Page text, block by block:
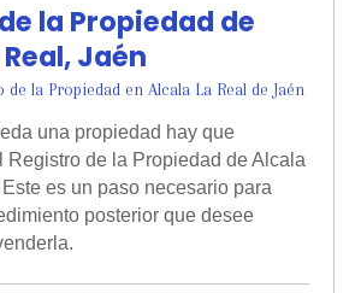
la Propiedad de
Jaén
de la Propiedad en Alcala La Real de Jaén
una propiedad hay que
Registro de la Propiedad de Alcala
es un paso necesario para
posterior que desee